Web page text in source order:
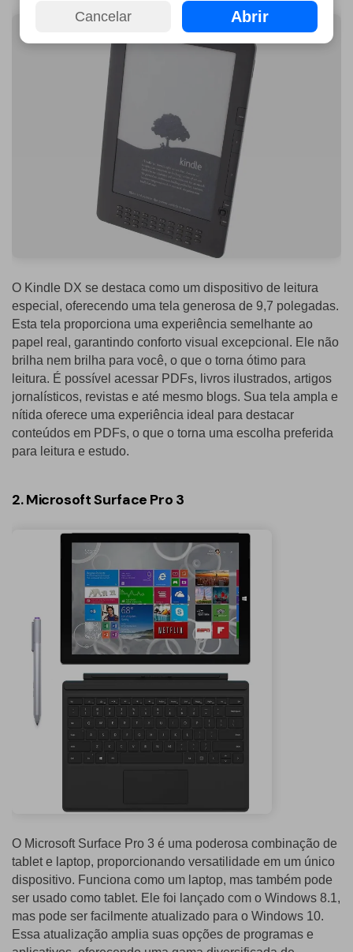
O Kindle DX se destaca como um dispositivo de leitura
especial, oferecendo uma tela generosa de 9,7 polegadas.
Esta tela proporciona uma experiência semelhante ao
papel real, garantindo conforto visual excepcional. Ele não
brilha nem brilha para você, o que o torna ótimo para
leitura. É possível acessar PDFs, livros ilustrados, artigos
jornalísticos, revistas e até mesmo blogs. Sua tela ampla e
nítida oferece uma experiência ideal para destacar
conteúdos em PDFs, o que o torna uma escolha preferida
para leitura e estudo.
2. Microsoft Surface Pro 3
O Microsoft Surface Pro 3 é uma poderosa combinação de
tablet e laptop, proporcionando versatilidade em um único
dispositivo. Funciona como um laptop, mas também pode
ser usado como tablet. Ele foi lançado com o Windows 8.1,
mas pode ser facilmente atualizado para o Windows 10.
Essa atualização amplia suas opções de programas e
Cancelar Abrir